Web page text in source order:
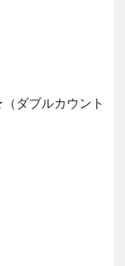
ブルカウント